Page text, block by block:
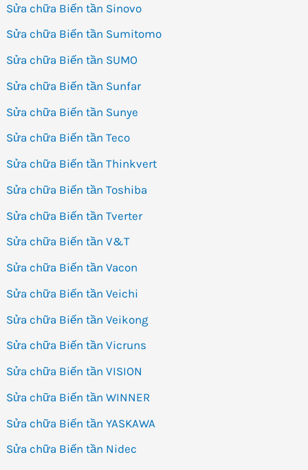
Sửa chữa Biến tần Sinovo
Sửa chữa Biến tần Sumitomo
Sửa chữa Biến tần SUMO
Sửa chữa Biến tần Sunfar
Sửa chữa Biến tần Sunye
Sửa chữa Biến tần Teco
Sửa chữa Biến tần Thinkvert
Sửa chữa Biến tần Toshiba
Sửa chữa Biến tần Tverter
Sửa chữa Biến tần V&T
Sửa chữa Biến tần Vacon
Sửa chữa Biến tần Veichi
Sửa chữa Biến tần Veikong
Sửa chữa Biến tần Vicruns
Sửa chữa Biến tần VISION
Sửa chữa Biến tần WINNER
Sửa chữa Biến tần YASKAWA
Sửa chữa Biến tần Nidec